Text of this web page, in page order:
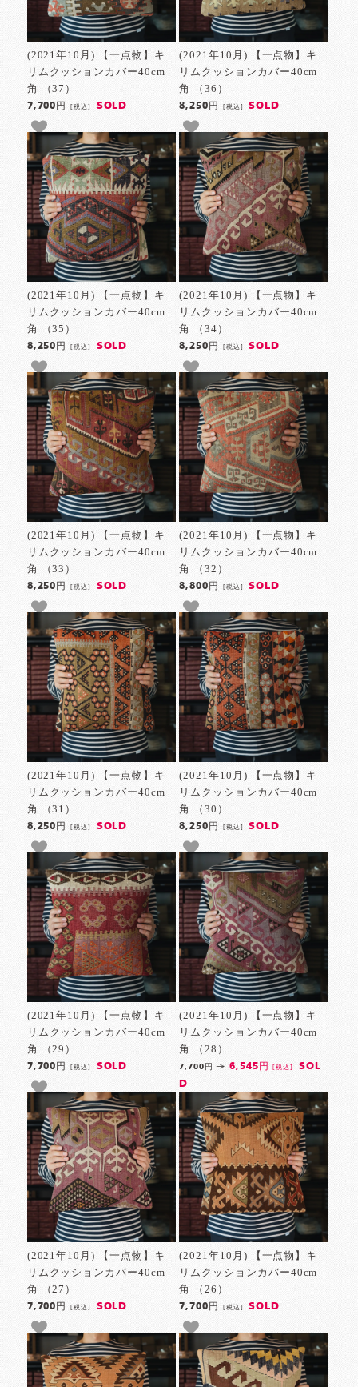
(2021年10月) 【一点物】キ
リムクッションカバー40cm
角 （37）
7,700円[税込] SOLD
(2021年10月) 【一点物】キ
リムクッションカバー40cm
角 （36）
8,250円 [税込] SOLD
(2021年10月) 【一点物】キ
リムクッションカバー40cm
角 （35）
8,250円[税込] SOLD
(2021年10月) 【一点物】キ
リムクッションカバー40cm
角 （34）
8,250円 [税込] SOLD
(2021年10月) 【一点物】キ
リムクッションカバー40cm
角 （33）
8,250円[税込] SOLD
(2021年10月) 【一点物】キ
リムクッションカバー40cm
角 （32）
8,800円 [税込] SOLD
(2021年10月) 【一点物】キ
リムクッションカバー40cm
角 （31）
8,250円[税込] SOLD
(2021年10月) 【一点物】キ
リムクッションカバー40cm
角 （30）
8,250円 [税込] SOLD
(2021年10月) 【一点物】キ
リムクッションカバー40cm
角 （29）
7,700円[税込] SOLD
(2021年10月) 【一点物】キ
リムクッションカバー40cm
角 （28）
7,700円 6,545円[税込]
SOL
D
(2021年10月) 【一点物】キ
リムクッションカバー40cm
角 （27）
7,700円[税込] SOLD
(2021年10月) 【一点物】キ
リムクッションカバー40cm
角 （26）
7,700円 [税込] SOLD